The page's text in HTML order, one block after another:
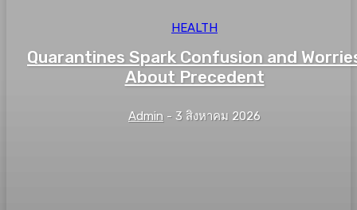
HEALTH
Quarantines Spark Confusion and
About Precedent
Admin - 3 สิงหาคม 2026